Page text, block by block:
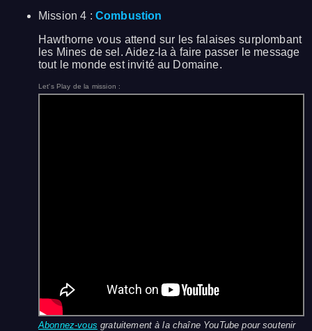
Mission 4 : Combustion
Hawthorne vous attend sur les falaises surplombant
les Mines de sel. Aidez-la à faire passer le message
tout le monde est invité au Domaine.
Let's Play de la mission :
Abonnez-vous gratuitement à la chaîne YouTube pour soutenir